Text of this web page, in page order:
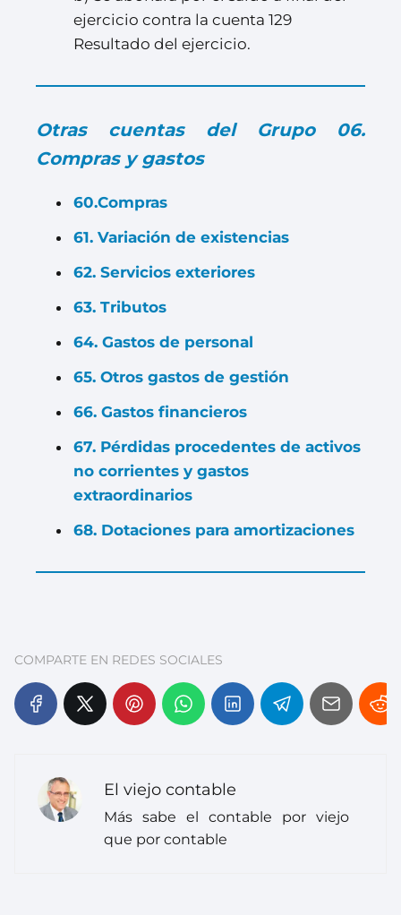
ejercicio contra la cuenta 129
Resultado del ejercicio.
Otras cuentas del Grupo 06.
Compras y gastos
60.Compras
61. Variación de existencias
62. Servicios exteriores
63. Tributos
64. Gastos de personal
65. Otros gastos de gestión
66. Gastos financieros
67. Pérdidas procedentes de activos
no corrientes y gastos
extraordinarios
68. Dotaciones para amortizaciones
COMPARTE EN REDES SOCIALES
El viejo contable
Más sabe el contable por viejo
que por contable